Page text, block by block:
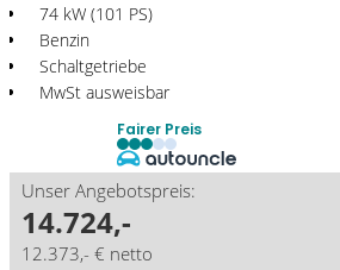
74 kW (101 PS)
Benzin
Schaltgetriebe
MwSt ausweisbar
Fairer Preis
Unser Angebotspreis:
14.724,-
12.373,- € netto